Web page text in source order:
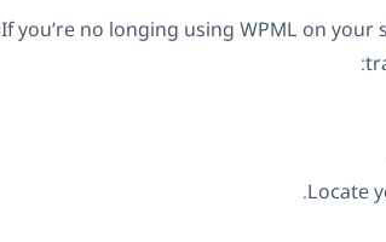
If you’re no longing using WPML on
Locate